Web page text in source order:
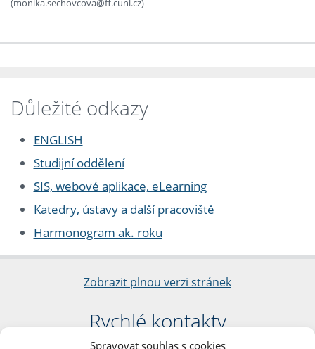
Spravovat souhlas s cookies
(monika.sechovcova@ff.cuni.cz)
Důležité odkazy
ENGLISH
Studijní oddělení
SIS, webové aplikace, eLearning
Katedry, ústavy a další pracoviště
Harmonogram ak. roku
Zobrazit plnou verzi stránek
Rychlé kontakty